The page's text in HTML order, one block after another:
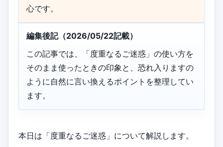
心です。
編集後記（2026/05/22記載）
この記事では、「度重なるご迷惑」の使い方を
そのまま使ったときの印象と、恐れ入りますの
ように自然に言い換えるポイントを整理してい
ます。
本日は「度重なるご迷惑」について解説します。